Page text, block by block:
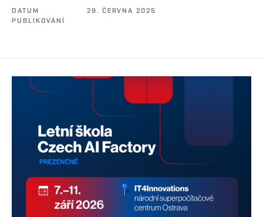
DATUM
PUBLIKOVÁNÍ
29. ČERVNA 2025